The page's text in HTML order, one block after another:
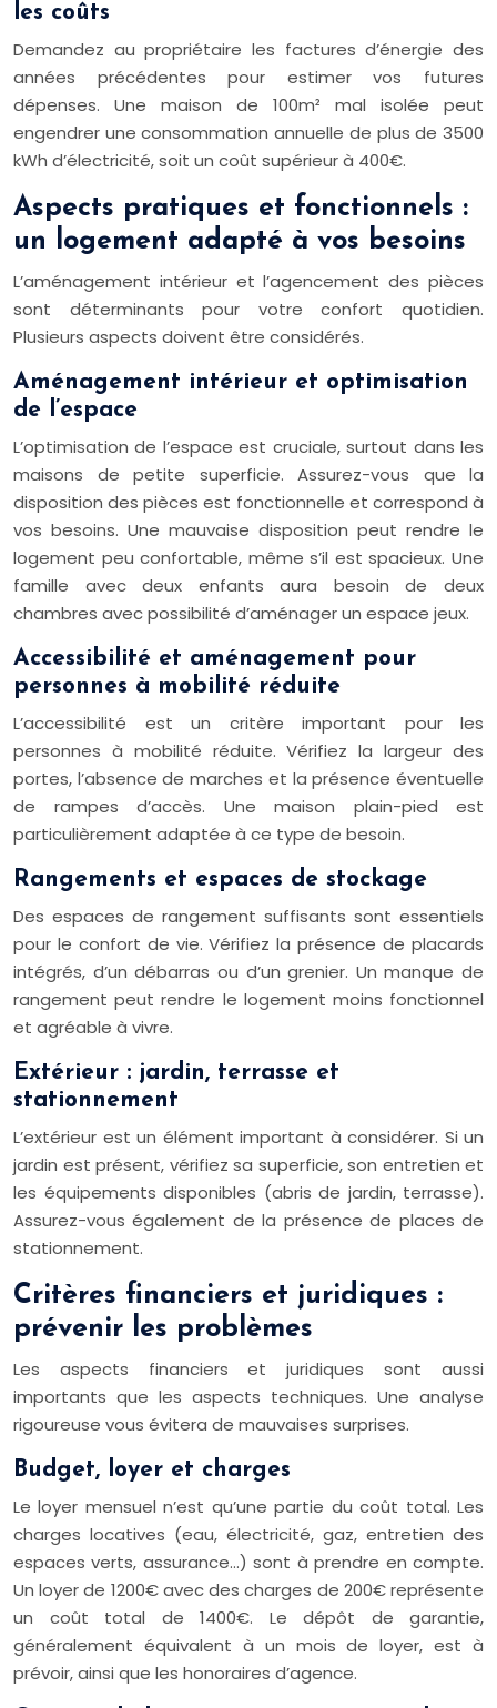
les coûts
Demandez au propriétaire les factures d’énergie des
années précédentes pour estimer vos futures
dépenses. Une maison de 100m² mal isolée peut
engendrer une consommation annuelle de plus de 3500
kWh d’électricité, soit un coût supérieur à 400€.
Aspects pratiques et fonctionnels :
un logement adapté à vos besoins
L’aménagement intérieur et l’agencement des pièces
sont déterminants pour votre confort quotidien.
Plusieurs aspects doivent être considérés.
Aménagement intérieur et optimisation
de l’espace
L’optimisation de l’espace est cruciale, surtout dans les
maisons de petite superficie. Assurez-vous que la
disposition des pièces est fonctionnelle et correspond à
vos besoins. Une mauvaise disposition peut rendre le
logement peu confortable, même s’il est spacieux. Une
famille avec deux enfants aura besoin de deux
chambres avec possibilité d’aménager un espace jeux.
Accessibilité et aménagement pour
personnes à mobilité réduite
L’accessibilité est un critère important pour les
personnes à mobilité réduite. Vérifiez la largeur des
portes, l’absence de marches et la présence éventuelle
de rampes d’accès. Une maison plain-pied est
particulièrement adaptée à ce type de besoin.
Rangements et espaces de stockage
Des espaces de rangement suffisants sont essentiels
pour le confort de vie. Vérifiez la présence de placards
intégrés, d’un débarras ou d’un grenier. Un manque de
rangement peut rendre le logement moins fonctionnel
et agréable à vivre.
Extérieur : jardin, terrasse et
stationnement
L’extérieur est un élément important à considérer. Si un
jardin est présent, vérifiez sa superficie, son entretien et
les équipements disponibles (abris de jardin, terrasse).
Assurez-vous également de la présence de places de
stationnement.
Critères financiers et juridiques :
prévenir les problèmes
Les aspects financiers et juridiques sont aussi
importants que les aspects techniques. Une analyse
rigoureuse vous évitera de mauvaises surprises.
Budget, loyer et charges
Le loyer mensuel n’est qu’une partie du coût total. Les
charges locatives (eau, électricité, gaz, entretien des
espaces verts, assurance…) sont à prendre en compte.
Un loyer de 1200€ avec des charges de 200€ représente
un coût total de 1400€. Le dépôt de garantie,
généralement équivalent à un mois de loyer, est à
prévoir, ainsi que les honoraires d’agence.